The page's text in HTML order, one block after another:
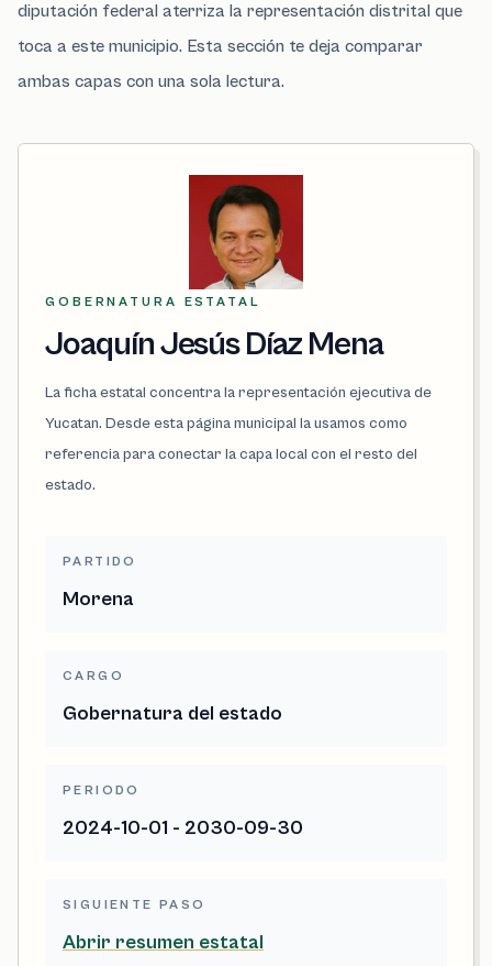
diputación federal aterriza la representación distrital que
toca a este municipio. Esta sección te deja comparar
ambas capas con una sola lectura.
GOBERNATURA ESTATAL
Joaquín Jesús Díaz Mena
La ficha estatal concentra la representación ejecutiva de
Yucatan. Desde esta página municipal la usamos como
referencia para conectar la capa local con el resto del
estado.
PARTIDO
Morena
CARGO
Gobernatura del estado
PERIODO
2024-10-01 - 2030-09-30
SIGUIENTE PASO
Abrir resumen estatal